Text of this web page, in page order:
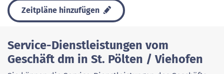
Zeitpläne hinzufügen
Service-Dienstleistungen vom
Geschäft dm in St. Pölten / Viehofen